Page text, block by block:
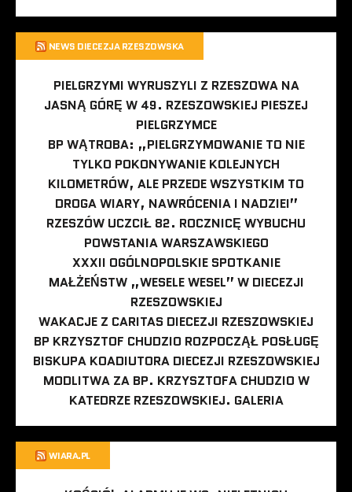
NEWS DIECEZJA RZESZOWSKA
PIELGRZYMI WYRUSZYLI Z RZESZOWA NA
JASNĄ GÓRĘ W 49. RZESZOWSKIEJ PIESZEJ
PIELGRZYMCE
BP WĄTROBA: „PIELGRZYMOWANIE TO NIE
TYLKO POKONYWANIE KOLEJNYCH
KILOMETRÓW, ALE PRZEDE WSZYSTKIM TO
DROGA WIARY, NAWRÓCENIA I NADZIEI”
RZESZÓW UCZCIŁ 82. ROCZNICĘ WYBUCHU
POWSTANIA WARSZAWSKIEGO
XXXII OGÓLNOPOLSKIE SPOTKANIE
MAŁŻEŃSTW „WESELE WESEL” W DIECEZJI
RZESZOWSKIEJ
WAKACJE Z CARITAS DIECEZJI RZESZOWSKIEJ
BP KRZYSZTOF CHUDZIO ROZPOCZĄŁ POSŁUGĘ
BISKUPA KOADIUTORA DIECEZJI RZESZOWSKIEJ
MODLITWA ZA BP. KRZYSZTOFA CHUDZIO W
KATEDRZE RZESZOWSKIEJ. GALERIA
WIARA.PL